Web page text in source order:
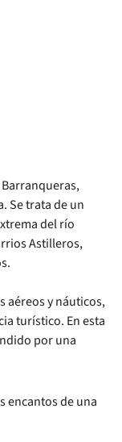
Se trata de un
del río
Astilleros,
aéreos y náuticos,
turístico. En esta
por una